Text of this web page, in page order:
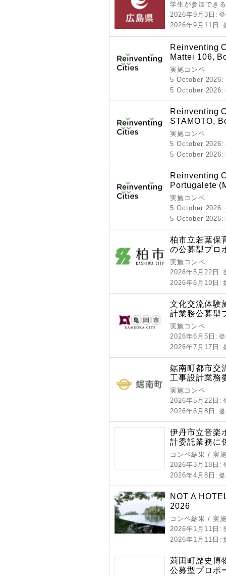
学生が参加でき
2026年9月3日 :
2026年9月11日 :
Reinventing
Mattei 106,
実施コンペ
5 October 2026:
5 October 2026:
Reinventing
STAMOTO,
実施コンペ
5 October 2026:
5 October 2026:
Reinventing
Portugalete
実施コンペ
5 October 2026:
5 October 2026:
柏市立若葉保
の公募型プロ
実施コンペ
2026年5月22日 :
2026年6月19日 :
文化交流体験
計業務公募型
実施コンペ
2026年6月5日 :
2026年7月17日 :
鋸南町都市交
工事設計業務
実施コンペ
2026年5月22日 :
2026年6月8日 :
伊丹市立音楽
計委託業務に
コンペ結果 / 実
2026年3月18日 :
2026年4月8日 :
NOT A
2026
コンペ結果 / 実
2026年1月11日 :
2026年1月11日 :
苅田町歴史博
公募型プロポ